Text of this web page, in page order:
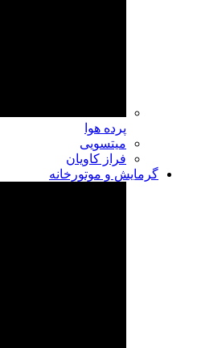
پرده هوا
میتسویی
فراز کاویان
گرمایش و موتورخانه